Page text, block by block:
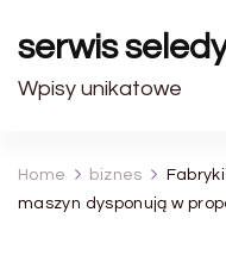
serwis
Wpisy unikatowe
Home biznes
maszyn dysponują w